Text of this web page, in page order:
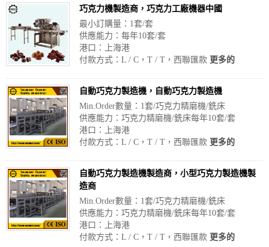
巧克力機製造商，巧克力工廠機器中國
最小訂購量：1套/套
供應能力：每年10套/套
港口：上海港
付款方式：L / C，T / T，西聯匯款 更多的
自動巧克力製造機，自動巧克力製造機
Min.Order數量：1套/巧克力精磨機/銑床
供應能力：巧克力精磨機/銑床每年10套/套
港口：上海港
付款方式：L / C，T / T，西聯匯款 更多的
自動巧克力製造機製造商，小型巧克力製造機製
造商
Min.Order數量：1套/巧克力精磨機/銑床
供應能力：巧克力精磨機/銑床每年10套/套
港口：上海港
付款方式：L / C，T / T，西聯匯款 更多的